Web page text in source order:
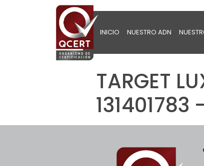
INICIO NUESTRO ADN
TARGET
131401783